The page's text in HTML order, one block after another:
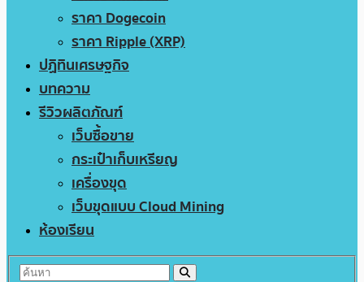
ราคา Dogecoin
ราคา Ripple (XRP)
ปฏิทินเศรษฐกิจ
บทความ
รีวิวผลิตภัณฑ์
เว็บซื้อขาย
กระเป๋าเก็บเหรียญ
เครื่องขุด
เว็บขุดแบบ Cloud Mining
ห้องเรียน